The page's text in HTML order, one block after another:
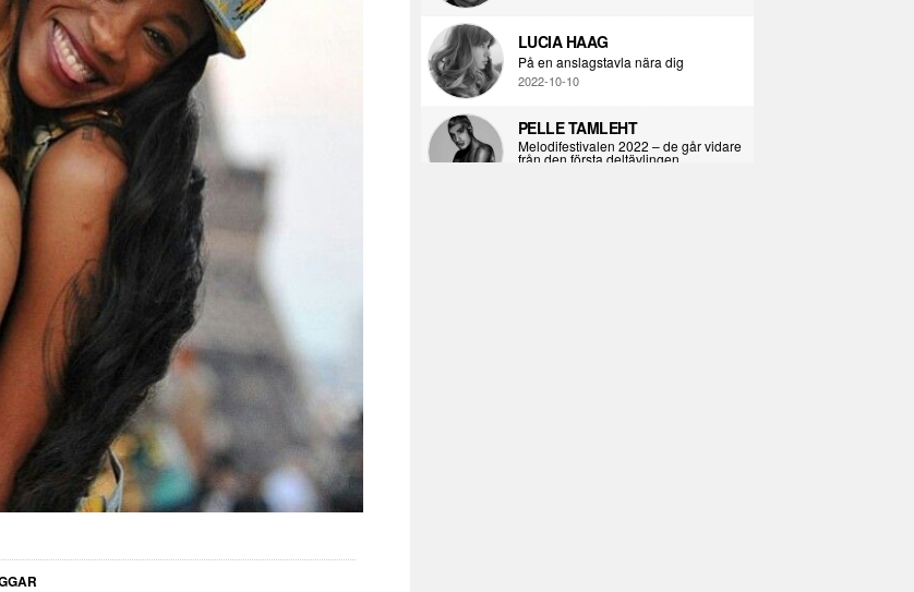
LUCIA HAAG
På en anslagstavla nära dig
2022-10-10
PELLE TAMLEHT
Melodifestivalen 2022 – de går vidare
från den första deltävlingen